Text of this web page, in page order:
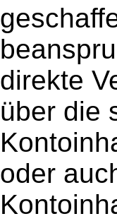
direkte
über die
oder